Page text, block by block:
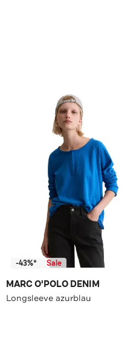
-43%* Sale
MARC O'POLO DENIM
Longsleeve azurblau